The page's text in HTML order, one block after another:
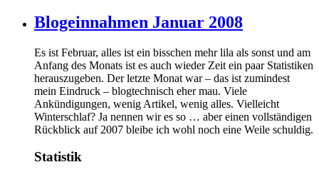
Blogeinnahmen Januar 2008
Es ist Februar, alles ist ein bisschen mehr lila als sonst und am
Anfang des Monats ist es auch wieder Zeit ein paar Statistiken
herauszugeben. Der letzte Monat war – das ist zumindest
mein Eindruck – blogtechnisch eher mau. Viele
Ankündigungen, wenig Artikel, wenig alles. Vielleicht
Winterschlaf? Ja nennen wir es so … aber einen vollständigen
Rückblick auf 2007 bleibe ich wohl noch eine Weile schuldig.
Statistik